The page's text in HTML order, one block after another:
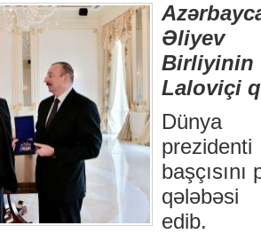
Əliyev
Laloviçi
Dünya
qələbəsi
edib.